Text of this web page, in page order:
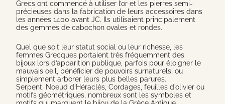
Grecs ont commencé à utiliser l’or et les pierres semi-
précieuses dans la fabrication de leurs accessoires dans
les années 1400 avant JC. Ils utilisaient principalement
des gemmes de cabochon ovales et rondes.
Quel que soit leur statut social ou leur richesse, les
femmes Grecques portaient très fréquemment des
bijoux lors d’apparition publique, parfois pour éloigner le
mauvais oeil, bénéficier de pouvoirs surnaturels, ou
simplement arborer leurs plus belles parures.
Serpent, Noeud d’Héraclès, Cordages, feuilles d’olivier ou
motifs géométriques, nombreux sont les symboles et